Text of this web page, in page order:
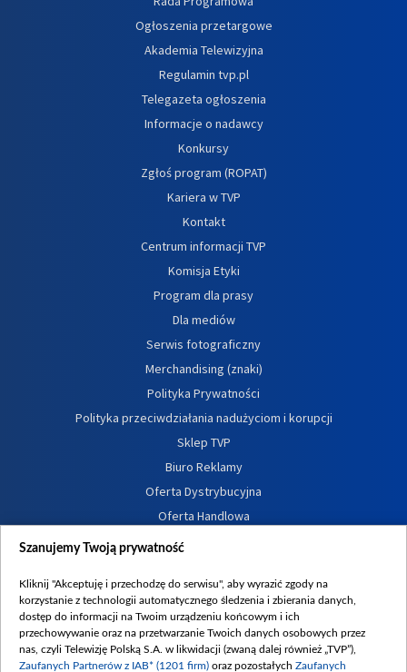
Ogłoszenia przetargowe
Akademia Telewizyjna
Regulamin tvp.pl
Telegazeta ogłoszenia
Informacje o nadawcy
Konkursy
Zgłoś program (ROPAT)
Kariera w TVP
Kontakt
Centrum informacji TVP
Komisja Etyki
Program dla prasy
Dla mediów
Serwis fotograficzny
Merchandising (znaki)
Polityka Prywatności
Polityka przeciwdziałania nadużyciom i korupcji
Sklep TVP
Biuro Reklamy
Oferta Dystrybucyjna
Oferta Handlowa
Dostępność
Procedura zgłoszeń wewnętrznych
Szanujemy Twoją prywatność
Kliknij "Akceptuję i przechodzę do serwisu", aby wyrazić zgody na
korzystanie z technologii automatycznego śledzenia i zbierania danych,
dostęp do informacji na Twoim urządzeniu końcowym i ich
przechowywanie oraz na przetwarzanie Twoich danych osobowych przez
nas, czyli Telewizję Polską S.A. w likwidacji (zwaną dalej również „TVP”),
Zaufanych Partnerów z IAB* (1201 firm) oraz pozostałych Zaufanych